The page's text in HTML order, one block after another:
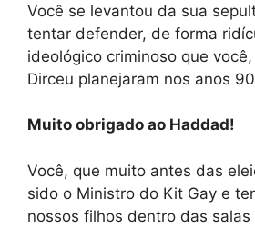
Você se levantou da sua
tentar defender, de forma
ideológico criminoso que
Dirceu planejaram nos anos
Muito obrigado ao Haddad!
Você, que muito antes das
sido o Ministro do Kit Gay e
nossos filhos dentro das salas